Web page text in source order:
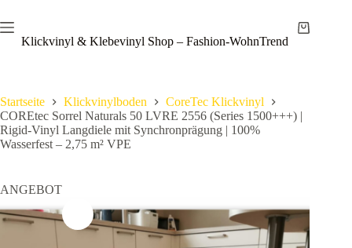
Inhalt
springenKlickvinyl & Klebevinyl Shop – Fashion-WohnTrend
Warenkorb
Startseite Klickvinylboden
CoreTec Klickvinyl
COREtec Sorrel Naturals 50 LVRE 2556 (Series 1500+++) |
Rigid-Vinyl Langdiele mit Synchronprägung | 100%
Wasserfest – 2,75 m² VPE
ANGEBOT